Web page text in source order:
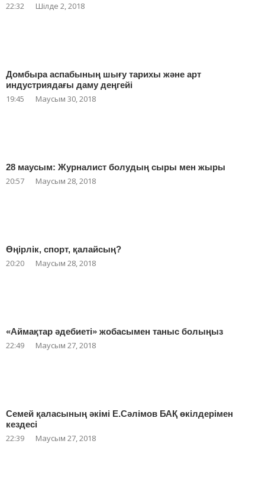
22:32 Шілде 2, 2018
Домбыра аспабының шығу тарихы және арт
индустриядағы даму деңгейі
19:45 Маусым 30, 2018
28 маусым: Журналист болудың сыры мен жыры
20:57 Маусым 28, 2018
Өңірлік, спорт, қалайсың?
20:20 Маусым 28, 2018
«Аймақтар әдебиеті» жобасымен таныс болыңыз
22:49 Маусым 27, 2018
Семей қаласының әкімі Е.Сәлімов БАҚ өкілдерімен
кездесі
22:39 Маусым 27, 2018